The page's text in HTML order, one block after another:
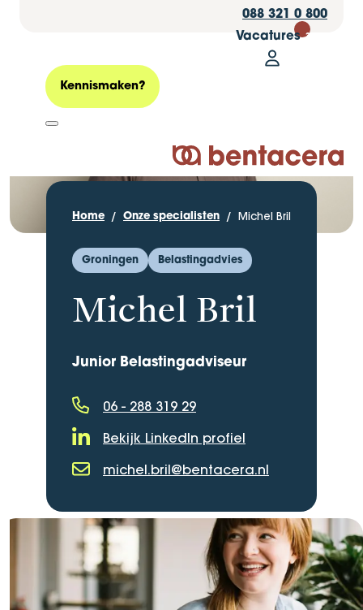
088 321 0 800
Vacatures 30
Mijn
Logo Bentacera
Kennismaken?
Home Onze specialisten Michel Bril
Groningen Belastingadvies
Michel Bril
Junior Belastingadviseur
Telefoonnummer
06 - 288 319 29
LinkedIn Profiel
Bekijk LinkedIn profiel
michel.bril@bentacera.nl